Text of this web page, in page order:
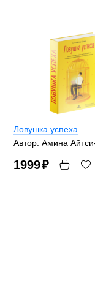
Ловушка успеха
Автор: Амина
1999₽